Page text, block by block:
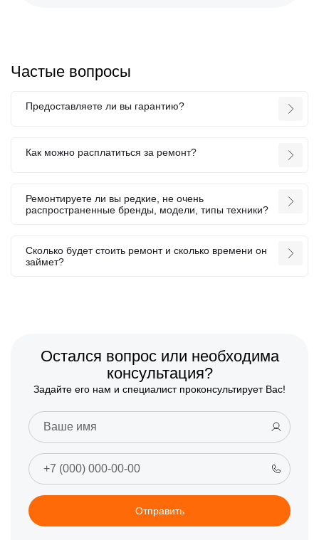
Частые вопросы
Предоставляете ли вы гарантию?
Как можно расплатиться за ремонт?
Ремонтируете ли вы редкие, не очень
распространенные бренды, модели, типы техники?
Сколько будет стоить ремонт и сколько времени он
займет?
Остался вопрос или необходима
консультация?
Задайте его нам и специалист проконсультирует Вас!
Отправить